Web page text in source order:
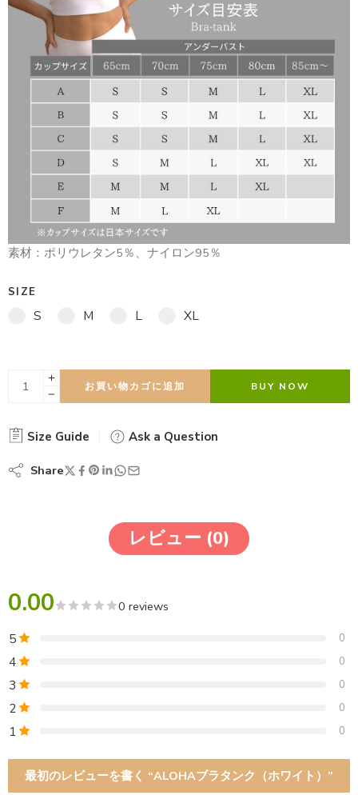
素材：ポリウレタン5％、ナイロン95％
SIZE
S M L XL
お買い物カゴに追加 BUY NOW
Size Guide Ask a Question
Share
レビュー (0)
0.00 0 reviews
5 0
4 0
3 0
2 0
1 0
最初のレビューを書く “ALOHAブラタンク（ホワイト）”